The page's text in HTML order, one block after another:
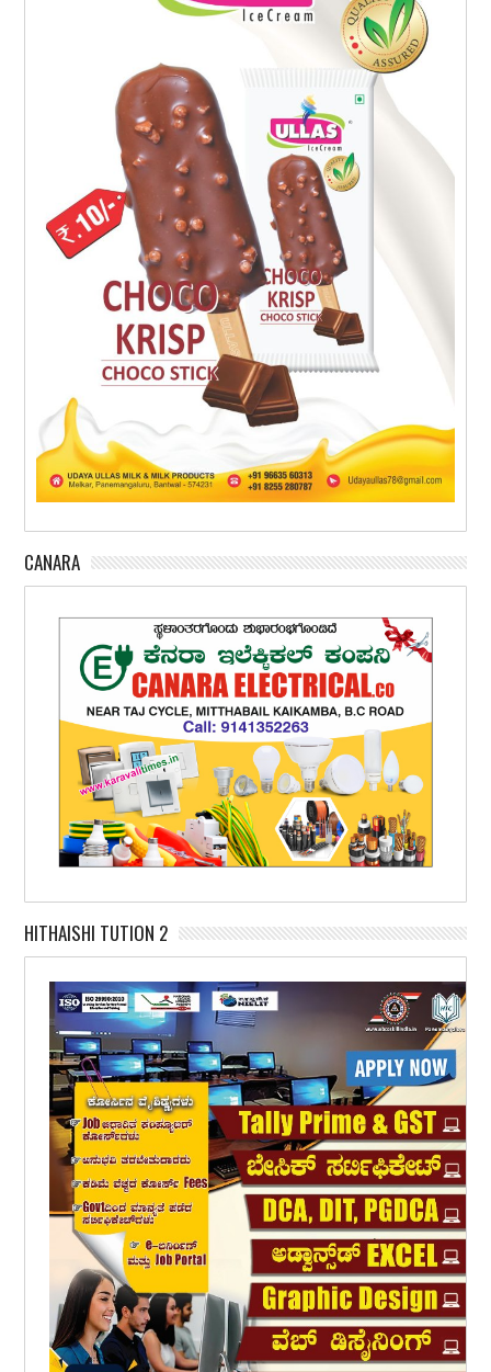
CANARA
HITHAISHI TUTION 2